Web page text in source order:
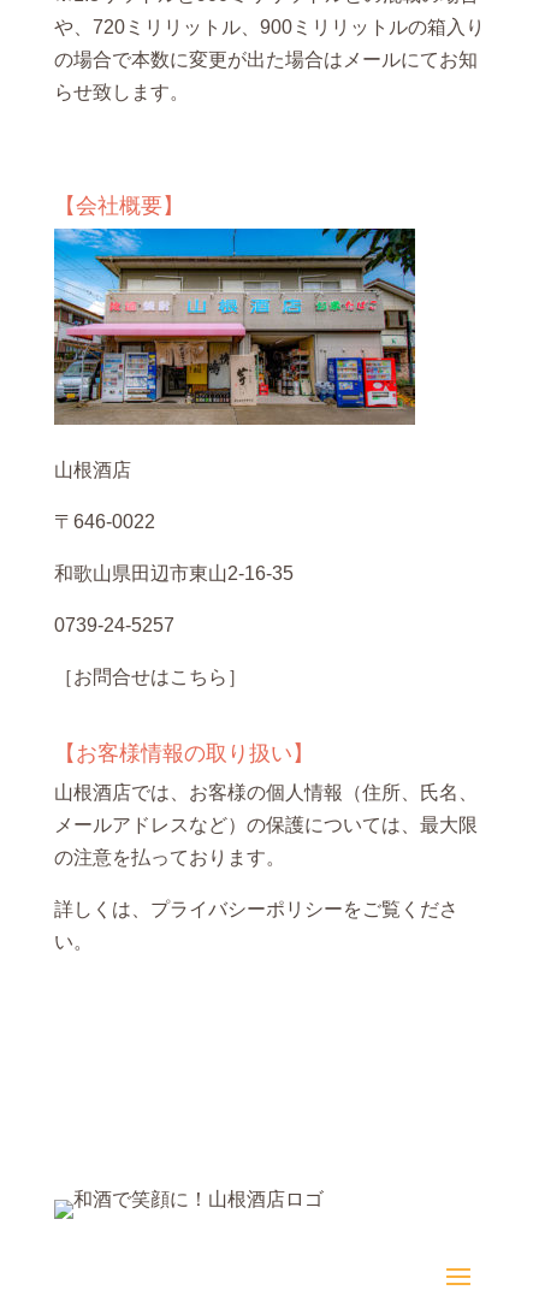
や、720ミリリットル、900ミリリットルの箱入り
の場合で本数に変更が出た場合はメールにてお知
らせ致します。
【会社概要】
山根酒店
〒646-0022
和歌山県田辺市東山2-16-35
0739-24-5257
［お問合せはこちら］
【お客様情報の取り扱い】
山根酒店では、お客様の個人情報（住所、氏名、
メールアドレスなど）の保護については、最大限
の注意を払っております。
詳しくは、 プライバシーポリシーをご覧くださ
い。